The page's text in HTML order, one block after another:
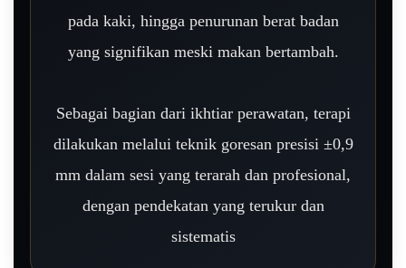
pada kaki, hingga penurunan berat badan
yang signifikan meski makan bertambah.
Sebagai bagian dari ikhtiar perawatan, terapi
dilakukan melalui teknik goresan presisi ±0,9
mm dalam sesi yang terarah dan profesional,
dengan pendekatan yang terukur dan
sistematis